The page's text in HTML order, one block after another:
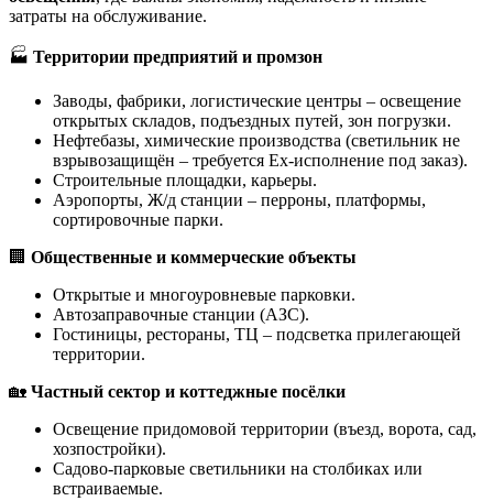
затраты на обслуживание.
🏭 Территории предприятий и промзон
Заводы, фабрики, логистические центры – освещение
открытых складов, подъездных путей, зон погрузки.
Нефтебазы, химические производства (светильник не
взрывозащищён – требуется Ex-исполнение под заказ).
Строительные площадки, карьеры.
Аэропорты, Ж/д станции – перроны, платформы,
сортировочные парки.
🏢 Общественные и коммерческие объекты
Открытые и многоуровневые парковки.
Автозаправочные станции (АЗС).
Гостиницы, рестораны, ТЦ – подсветка прилегающей
территории.
🏡 Частный сектор и коттеджные посёлки
Освещение придомовой территории (въезд, ворота, сад,
хозпостройки).
Садово-парковые светильники на столбиках или
встраиваемые.